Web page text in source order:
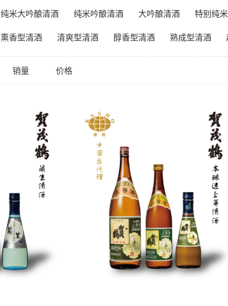
纯米大吟酿清酒 纯米吟酿清酒 大吟酿清酒 特别纯
熏香型清酒 清爽型清酒 醇香型清酒 熟成型清酒
销量 价格